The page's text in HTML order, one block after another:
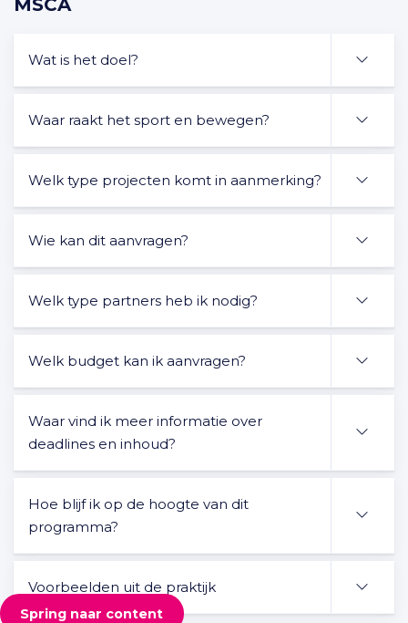
Spring naar content
MSCA
Wat is het doel?
Waar raakt het sport en bewegen?
Welk type projecten komt in aanmerking?
Wie kan dit aanvragen?
Welk type partners heb ik nodig?
Welk budget kan ik aanvragen?
Waar vind ik meer informatie over
deadlines en inhoud?
Hoe blijf ik op de hoogte van dit
programma?
Voorbeelden uit de praktijk